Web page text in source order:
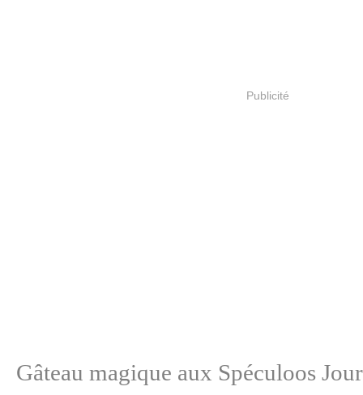
Publicité
Gâteau magique aux Spéculoos